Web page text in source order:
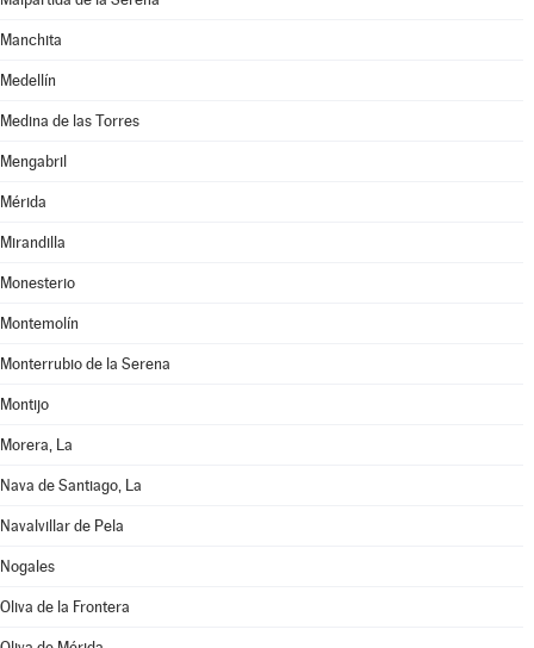
Manchita
Medellín
Medina de las Torres
Mengabril
Mérida
Mirandilla
Monesterio
Montemolín
Monterrubio de la Serena
Montijo
Morera, La
Nava de Santiago, La
Navalvillar de Pela
Nogales
Oliva de la Frontera